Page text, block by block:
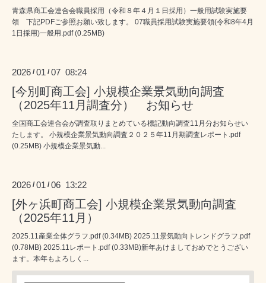
青森県商工会連合会職員採用（令和８年４月１日採用）一般用試験実施要
領 下記PDFご参照お願い致します。 07職員採用試験実施要領(令和8年4月
1日採用)一般用.pdf (0.25MB)
2026 /01 /07 08:24
[今別町商工会] 小規模企業景気動向調査
（2025年11月調査分） お知らせ
全国商工会連合会が調査取りまとめている標記動向調査11月分お知らせい
たします。 小規模企業景気動向調査２０２５年11月期調査レポート.pdf
(0.25MB) 小規模企業景気動...
2026 /01 /06 13:22
[外ヶ浜町商工会] 小規模企業景気動向調査
（2025年11月）
2025.11産業全体グラフ.pdf (0.34MB) 2025.11景気動向トレンドグラフ.pdf
(0.78MB) 2025.11レポート.pdf (0.33MB)新年あけましておめでとうござい
ます。本年もよろしく...